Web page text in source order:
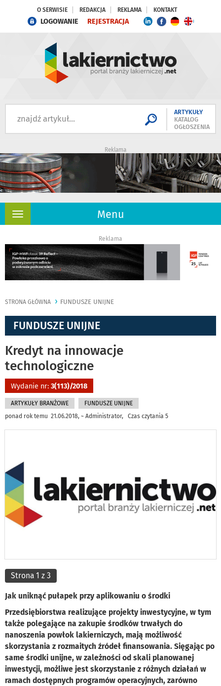
O SERWISIE REDAKCJA REKLAMA KONTAKT
LOGOWANIE REJESTRACJA
ARTYKUŁY
KATALOG
OGŁOSZENIA
Reklama
Menu
Rozwiń
Reklama
STRONA GŁÓWNA FUNDUSZE UNIJNE
FUNDUSZE UNIJNE
Kredyt na innowacje
technologiczne
Wydanie nr: 3(113)/2018
ARTYKUŁY BRANŻOWE
FUNDUSZE UNIJNE
ponad rok temu 21.06.2018, ~ Administrator, Czas czytania 5
Strona 1 z 3
Jak uniknąć pułapek przy aplikowaniu o środki
Przedsiębiorstwa realizujące projekty inwestycyjne, w tym
także polegające na zakupie środków trwałych do
nanoszenia powłok lakierniczych, mają możliwość
skorzystania z rozmaitych źródeł finansowania. Sięgając po
same środki unijne, w zależności od skali planowanej
inwestycji, możliwe jest skorzystanie z różnych działań w
ramach dostępnych programów operacyjnych, zarówno